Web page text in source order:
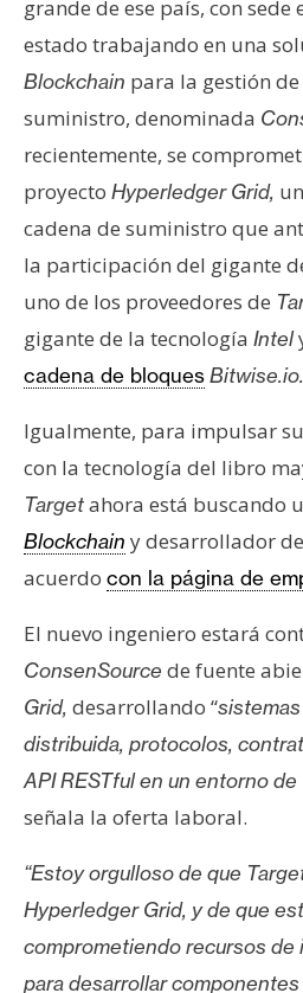
E
t
h
e
r
e
I
A
n
á
l
i
s
s
N
o
t
a
d
e
P
grande de ese país, con sede
estado trabajando en una
Blockchain para la gestión
suministro, denominada
recientemente, se
proyecto Hyperledger Grid, un
cadena de suministro que
la participación del gigante
uno de los proveedores de
gigante de la tecnología Intel
cadena de bloquesBitwise.io.
Igualmente, para impulsar
con la tecnología del libro
Targetahora está buscando
Blockchain y desarrollador
acuerdo con la página de
El nuevo ingeniero estará
ConsenSource de fuente
Grid, desarrollando “
distribuida, protocolos,
API RESTful en un entorno
señala la oferta laboral.
“Estoy orgulloso de que
Hyperledger Grid, y de que
comprometiendo recursos de
para desarrollar